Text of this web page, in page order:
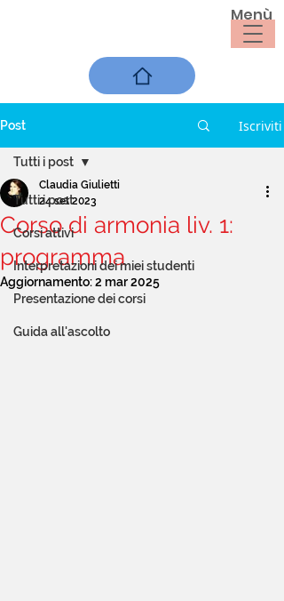
Menù
Post Iscriviti
Tutti i post
Corsi attivi
Interpretazioni dei miei studenti
Presentazione dei corsi
Guida all'ascolto
Tutti i post
Corso di armonia liv. 1:
programma
Claudia Giulietti
24 set 2023
Aggiornamento:2 mar 2025